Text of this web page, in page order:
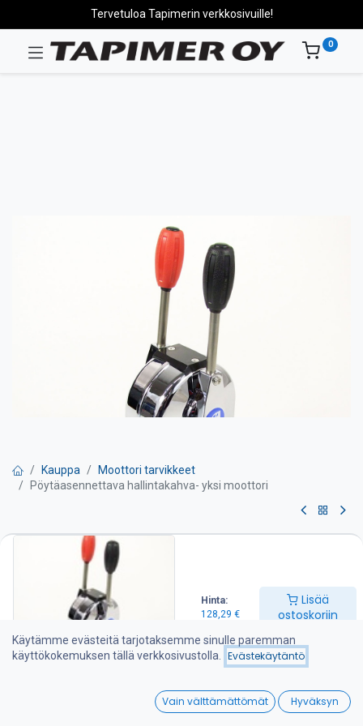
Hinta:
128,29 €
Lisää
ostoskoriin
Wishlist
Tervetuloa Tapimerin verkkosivuille!
0
Kauppa
Moottori tarvikkeet
Pöytäasennettava hallintakahva- yksi moottori
Pöytäasennettava
hallintakahva- yksi moottori
Hallintalaite, pöytäasennusmalli,
– 2-vipuinen hallintalaite
– hallitset yhdellä kahvalla kierroslukua ja toisella vaihteistoa
– sopiva 33C sarjan kaapeleille
Käytämme evästeitä tarjotaksemme sinulle paremman
käyttökokemuksen tällä verkkosivustolla.
Evästekäytäntö
Vain välttämättömät Hyväksyn